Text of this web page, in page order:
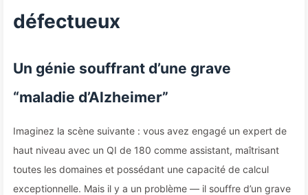
défectueux
Un génie souffrant d’une grave
“maladie d’Alzheimer”
Imaginez la scène suivante : vous avez engagé un expert de
haut niveau avec un QI de 180 comme assistant, maîtrisant
toutes les domaines et possédant une capacité de calcul
exceptionnelle. Mais il y a un problème — il souffre d’un grave